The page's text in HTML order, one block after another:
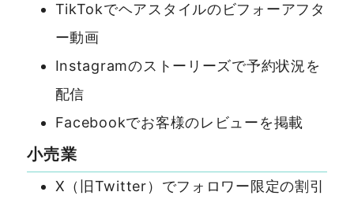
TikTokでヘアスタイルのビフォーアフタ
ー動画
Instagramのストーリーズで予約状況を
配信
Facebookでお客様のレビューを掲載
小売業
X（旧Twitter）でフォロワー限定の割引